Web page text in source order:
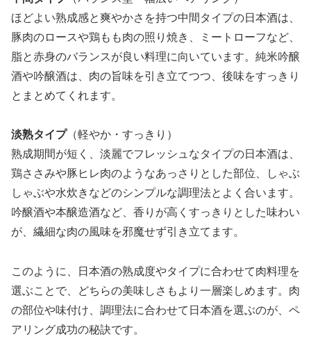
ほどよい熟成感と爽やかさを持つ中間タイプの日本酒は、
豚肉のロースや鶏もも肉の照り焼き、ミートローフなど、
脂と赤身のバランスが良い料理に向いています。純米吟醸
酒や吟醸酒は、肉の旨味を引き立てつつ、後味をすっきり
とまとめてくれます。
淡熟タイプ（軽やか・すっきり）
熟成期間が短く、淡麗でフレッシュなタイプの日本酒は、
鶏ささみや豚ヒレ肉のようなあっさりとした部位、しゃぶ
しゃぶや水炊きなどのシンプルな調理法とよく合います。
吟醸酒や本醸造酒など、香りが高くすっきりとした味わい
が、繊細な肉の風味を邪魔せず引き立てます。
このように、日本酒の熟成度やタイプに合わせて肉料理を
選ぶことで、どちらの美味しさもより一層楽しめます。肉
の部位や味付け、調理法に合わせて日本酒を選ぶのが、ペ
アリング成功の秘訣です。